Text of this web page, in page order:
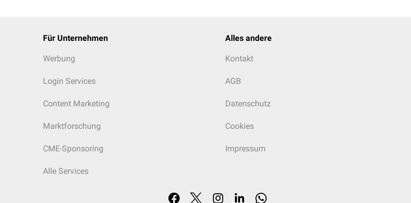
Für Unternehmen
Werbung
Login Services
Content Marketing
Marktforschung
CME-Sponsoring
Alle Services
Alles andere
Kontakt
AGB
Datenschutz
Cookies
Impressum